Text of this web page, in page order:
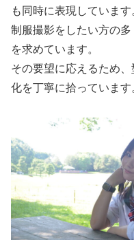
も同時に表現しています
制服撮影をしたい方の
を求めています。
その要望に応えるため
化を丁寧に拾っています